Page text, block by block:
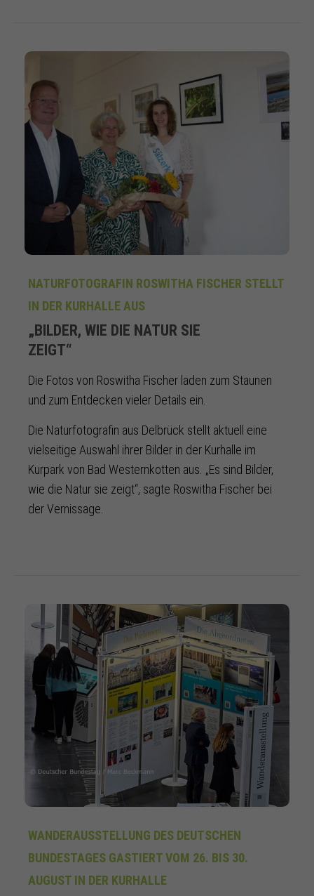
NATURFOTOGRAFIN ROSWITHA FISCHER STELLT
IN DER KURHALLE AUS
„BILDER, WIE DIE NATUR SIE
ZEIGT“
Die Fotos von Roswitha Fischer laden zum Staunen
und zum Entdecken vieler Details ein.
Die Naturfotografin aus Delbrück stellt aktuell eine
vielseitige Auswahl ihrer Bilder in der Kurhalle im
Kurpark von Bad Westernkotten aus. „Es sind Bilder,
wie die Natur sie zeigt“, sagte Roswitha Fischer bei
der Vernissage.
WANDERAUSSTELLUNG DES DEUTSCHEN
BUNDESTAGES GASTIERT VOM 26. BIS 30.
AUGUST IN DER KURHALLE